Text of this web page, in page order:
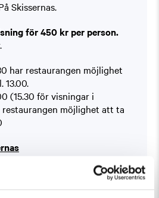
Skissernas.
för 450 kr per person.
har restaurangen möjlighet
13.00.
(15.30 för visningar i
möjlighet att ta
andra erbjudanden.